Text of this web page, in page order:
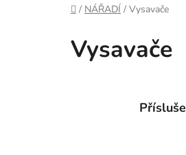
Domů
/ NÁŘADÍ / Vysavače
Vysavače